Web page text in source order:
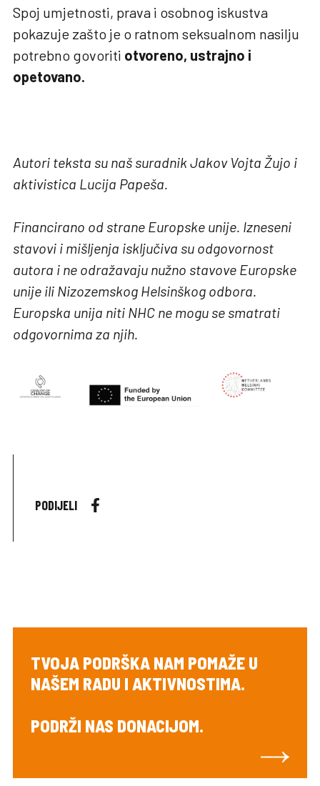
Spoj umjetnosti, prava i osobnog iskustva
pokazuje zašto je o ratnom seksualnom nasilju
potrebno govoriti otvoreno, ustrajno i
opetovano.
Autori teksta su naš suradnik Jakov Vojta Žujo i
aktivistica Lucija Papeša.
Financirano od strane Europske unije. Izneseni
stavovi i mišljenja isključiva su odgovornost
autora i ne odražavaju nužno stavove Europske
unije ili Nizozemskog Helsinškog odbora.
Europska unija niti NHC ne mogu se smatrati
odgovornima za njih.
PODIJELI
TVOJA PODRŠKA NAM POMAŽE U
NAŠEM RADU I AKTIVNOSTIMA.
PODRŽI NAS DONACIJOM.